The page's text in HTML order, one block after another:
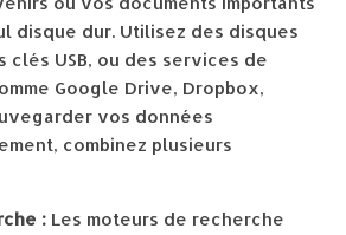
disque dur. Utilisez des disques
clés USB, ou des services de
Google Drive, Dropbox,
vos données
combinez plusieurs
: Les moteurs de recherche